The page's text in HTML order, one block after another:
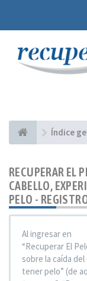
Índice
RECUPERAR EL
CABELLO,
PELO -
Al ingresar en
“Recuperar El
sobre la caída
tener pelo” (de